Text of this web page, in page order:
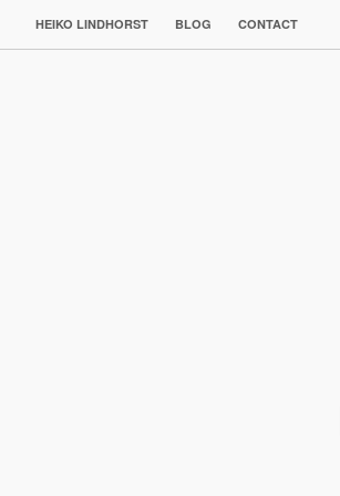
HEIKO LINDHORST BLOG CONTACT